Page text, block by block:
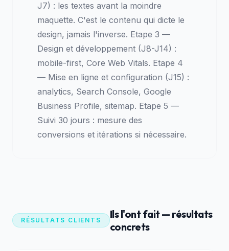
J7) : les textes avant la moindre
maquette. C'est le contenu qui dicte le
design, jamais l'inverse. Etape 3 —
Design et développement (J8-J14) :
mobile-first, Core Web Vitals. Etape 4
— Mise en ligne et configuration (J15) :
analytics, Search Console, Google
Business Profile, sitemap. Etape 5 —
Suivi 30 jours : mesure des
conversions et itérations si nécessaire.
RÉSULTATS CLIENTS
Ils l'ont fait — résultats
concrets